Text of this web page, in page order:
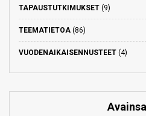
TAPAUSTUTKIMUKSET (9)
TEEMATIETOA (86)
VUODENAIKAISENNUSTEET (4)